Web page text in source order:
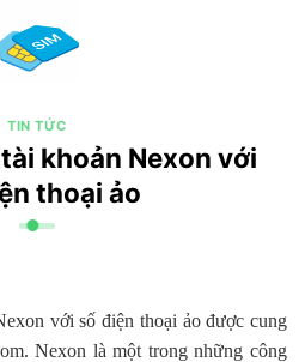
TIN TỨC
khoản Nexon với
thoại ảo
với số điện thoại ảo được cung
Nexon là một trong những công